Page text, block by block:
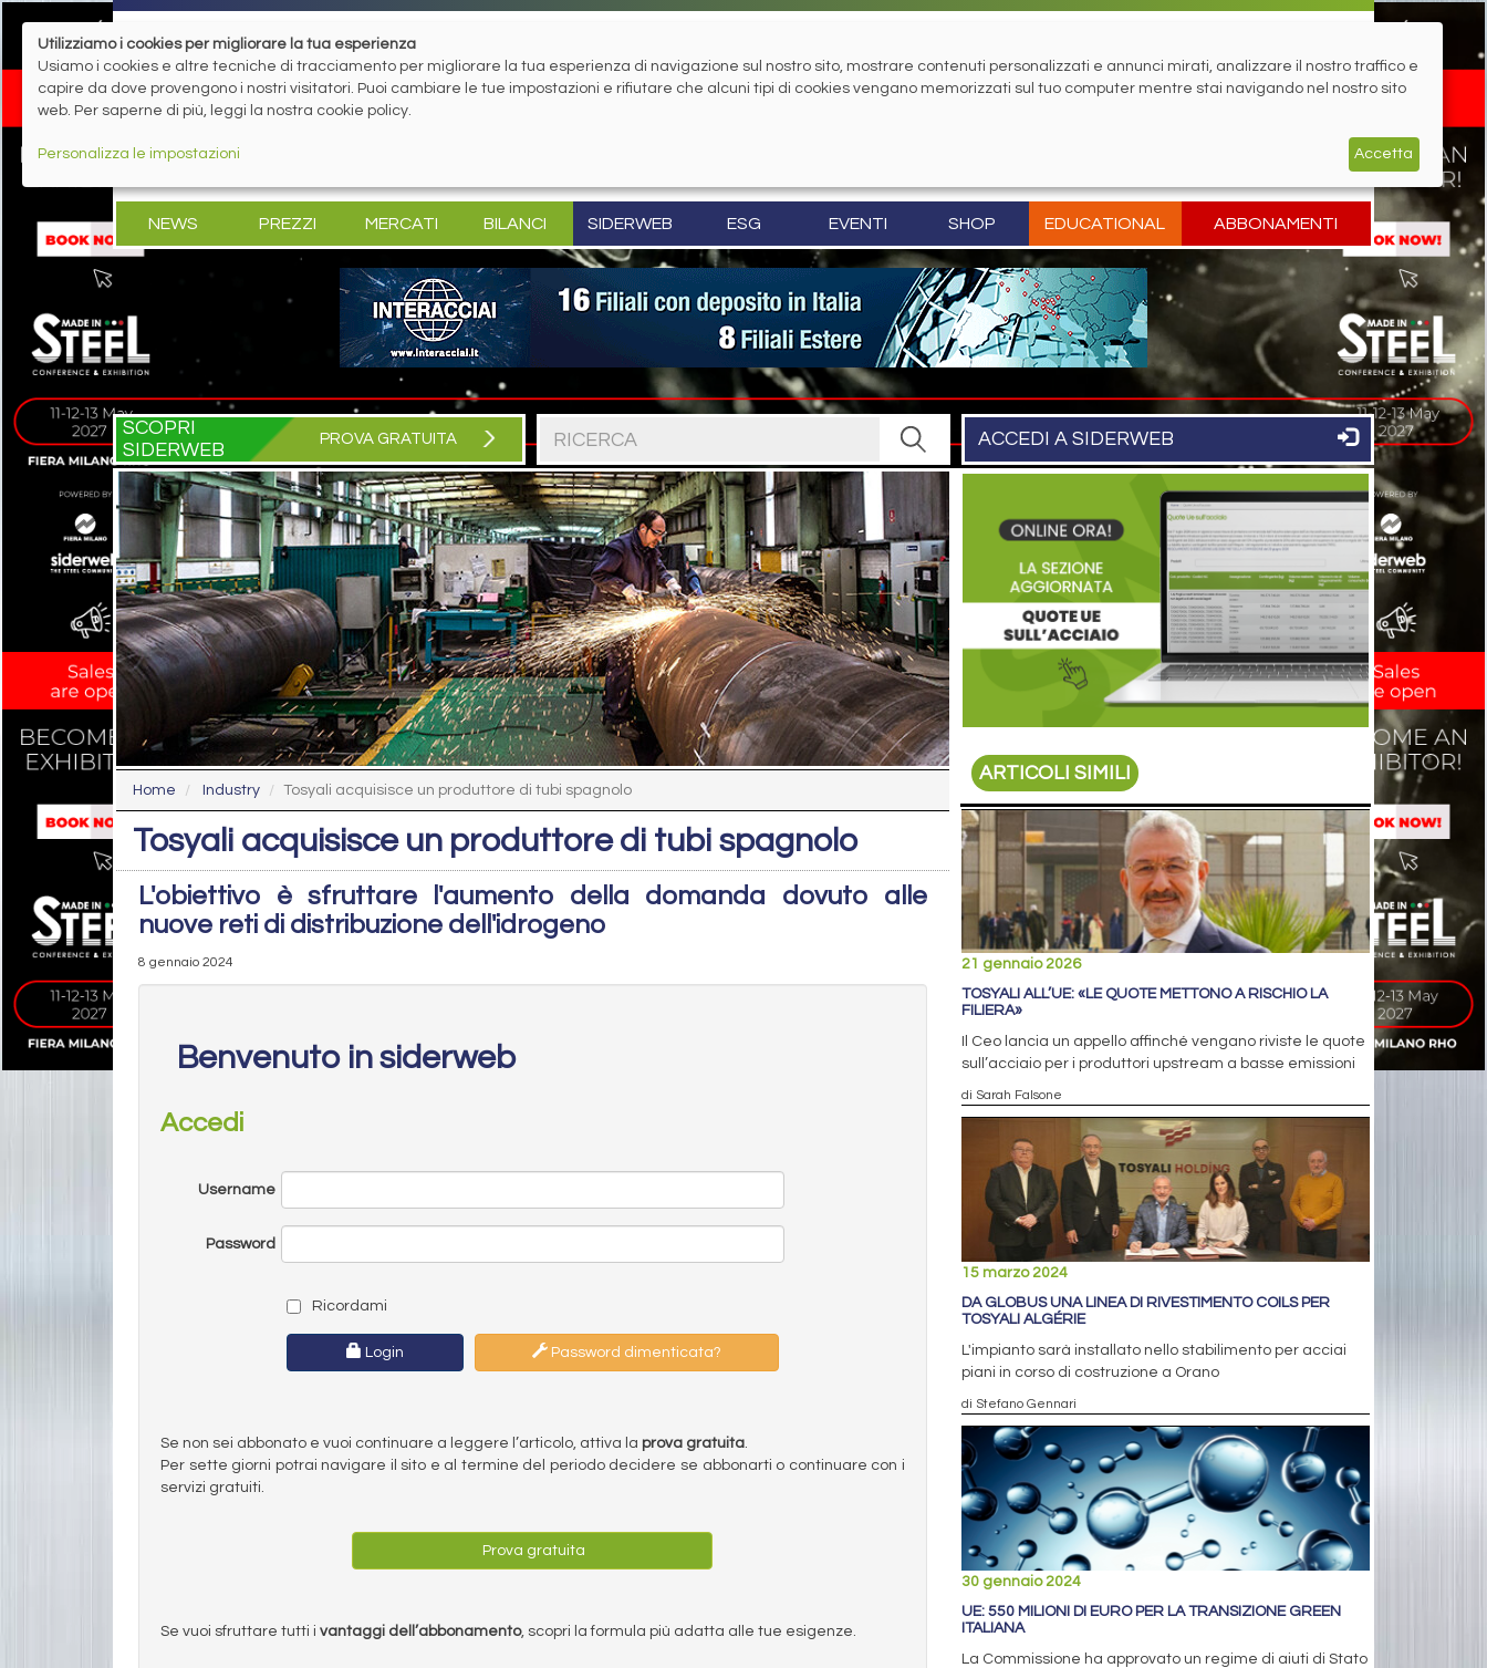
NEWS PREZZI MERCATI BILANCI SIDERWEB ESG EVENTI SHOP EDUCATIONAL ABBONAMENTI
SCOPRI
SIDERWEB
PROVA GRATUITA ACCEDI A SIDERWEB
Home Industry Tosyali acquisisce un produttore di tubi spagnolo
Tosyali acquisisce un produttore di tubi spagnolo
L'obiettivo è sfruttare l'aumento della domanda dovuto alle
nuove reti di distribuzione dell'idrogeno
8 gennaio 2024
Benvenuto in siderweb
Accedi
Username
Password
Ricordami
Login Password dimenticata?
Se non sei abbonato e vuoi continuare a leggere l’articolo, attiva la prova gratuita.
Per sette giorni potrai navigare il sito e al termine del periodo decidere se abbonarti o continuare con i
servizi gratuiti.
Prova gratuita
Se vuoi sfruttare tutti i vantaggi dell’abbonamento, scopri la formula più adatta alle tue esigenze.
ARTICOLI SIMILI
21 gennaio 2026
TOSYALI ALL’UE: «LE QUOTE METTONO A RISCHIO LA
FILIERA»
Il Ceo lancia un appello affinché vengano riviste le quote
sull’acciaio per i produttori upstream a basse emissioni
di Sarah Falsone
15 marzo 2024
DA GLOBUS UNA LINEA DI RIVESTIMENTO COILS PER
TOSYALI ALGÉRIE
L'impianto sarà installato nello stabilimento per acciai
piani in corso di costruzione a Orano
di Stefano Gennari
30 gennaio 2024
UE: 550 MILIONI DI EURO PER LA TRANSIZIONE GREEN
ITALIANA
La Commissione ha approvato un regime di aiuti di Stato
Utilizziamo i cookies per migliorare la tua esperienza
Usiamo i cookies e altre tecniche di tracciamento per migliorare la tua esperienza di navigazione sul nostro sito, mostrare contenuti personalizzati e annunci mirati, analizzare il nostro traffico e
capire da dove provengono i nostri visitatori. Puoi cambiare le tue impostazioni e rifiutare che alcuni tipi di cookies vengano memorizzati sul tuo computer mentre stai navigando nel nostro sito
web. Per saperne di più, leggi la nostra cookie policy.
Personalizza le impostazioni Accetta